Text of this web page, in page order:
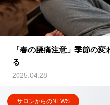
「春の腰痛注意」季節の
る
2025.04.28
サロンからのNEWS